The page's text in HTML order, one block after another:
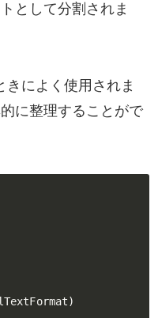
として分割されま
によく使用されま
に整理することがで